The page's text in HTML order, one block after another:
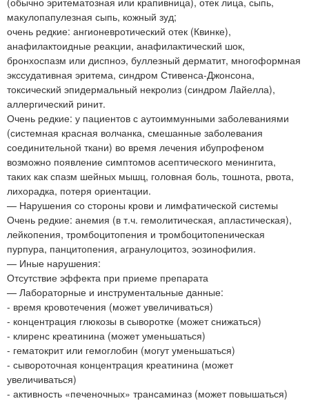
макулопапулезная сыпь, кожный зуд;
очень редкие: ангионевротический отек (Квинке),
анафилактоидные реакции, анафилактический шок,
бронхоспазм или диспноэ, буллезный дерматит, многоформная
экссудативная эритема, синдром Стивенса-Джонсона,
токсический эпидермальный некролиз (синдром Лайелла),
аллергический ринит.
Очень редкие: у пациентов с аутоиммунными заболеваниями
(системная красная волчанка, смешанные заболевания
соединительной ткани) во время лечения ибупрофеном
возможно появление симптомов асептического менингита,
таких как спазм шейных мышц, головная боль, тошнота, рвота,
лихорадка, потеря ориентации.
— Нарушения со стороны крови и лимфатической системы
Очень редкие: анемия (в т.ч. гемолитическая, апластическая),
лейкопения, тромбоцитопения и тромбоцитопеническая
пурпура, панцитопения, агранулоцитоз, эозинофилия.
— Иные нарушения:
Отсутствие эффекта при приеме препарата
— Лабораторные и инструментальные данные:
- время кровотечения (может увеличиваться)
- концентрация глюкозы в сыворотке (может снижаться)
- клиренс креатинина (может уменьшаться)
- гематокрит или гемоглобин (могут уменьшаться)
- сывороточная концентрация креатинина (может
увеличиваться)
- активность «печеночных» трансаминаз (может повышаться)